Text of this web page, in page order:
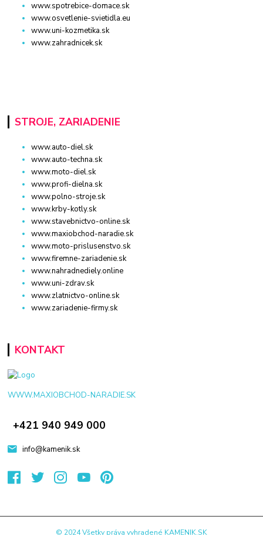
www.spotrebice-domace.sk
www.osvetlenie-svietidla.eu
www.uni-kozmetika.sk
www.zahradnicek.sk
STROJE, ZARIADENIE
www.auto-diel.sk
www.auto-techna.sk
www.moto-diel.sk
www.profi-dielna.sk
www.polno-stroje.sk
www.krby-kotly.sk
www.stavebnictvo-online.sk
www.maxiobchod-naradie.sk
www.moto-prislusenstvo.sk
www.firemne-zariadenie.sk
www.nahradnediely.online
www.uni-zdrav.sk
www.zlatnictvo-online.sk
www.zariadenie-firmy.sk
KONTAKT
WWW.MAXIOBCHOD-NARADIE.SK
+421 940 949 000
info@kamenik.sk
© 2024 Všetky práva vyhradené KAMENIK.SK